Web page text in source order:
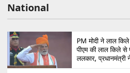
National
PM मोदी ने लाल किले
पीएम की लाल किले से
ललकार, प्रधानमंत्री